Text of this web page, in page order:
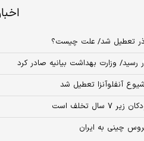
رسید/ وزارت بهداشت بیانیه صادر کرد
آنفلوآنزا تعطیل شد
تخلف است
چینی به ایران